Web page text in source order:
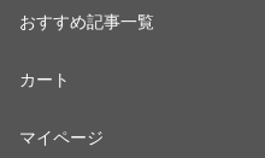
おすすめ記事一覧
カート
マイページ